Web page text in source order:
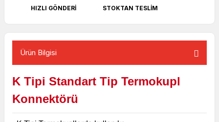
HIZLI GÖNDERI STOKTAN TESLIM
Ürün Bilgisi
K Tipi Standart Tip Termokupl
Konnektörü